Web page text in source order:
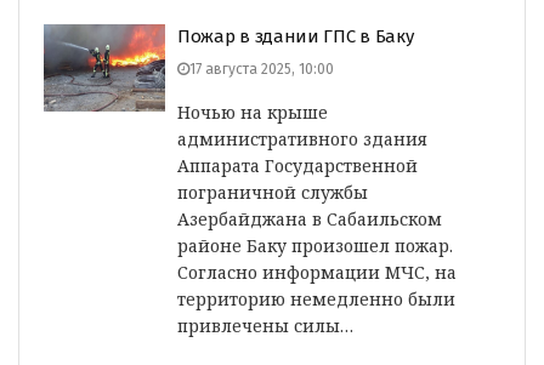
Пожар в здании ГПС в Баку
17 августа 2025, 10:00
Ночью на крыше
административного здания
Аппарата Государственной
пограничной службы
Азербайджана в Сабаильском
районе Баку произошел пожар.
Согласно информации МЧС, на
территорию немедленно были
привлечены силы…